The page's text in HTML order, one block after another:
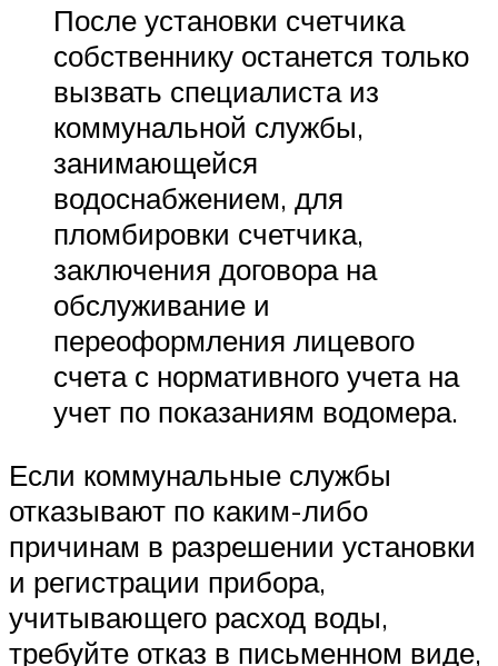
После установки счетчика
собственнику останется только
вызвать специалиста из
коммунальной службы,
занимающейся
водоснабжением, для
пломбировки счетчика,
заключения договора на
обслуживание и
переоформления лицевого
счета с нормативного учета на
учет по показаниям водомера.
Если коммунальные службы
отказывают по каким-либо
причинам в разрешении установки
и регистрации прибора,
учитывающего расход воды,
требуйте отказ в письменном виде,